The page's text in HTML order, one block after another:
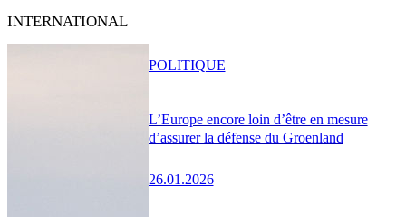
INTERNATIONAL
L’Europe encore loin d’être en mesure
d’assurer la défense du Groenland
26.01.2026
POLITIQUE